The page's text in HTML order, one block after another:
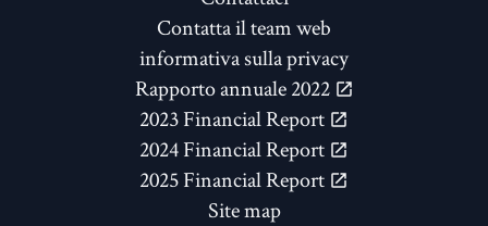
Contatta il team web
informativa sulla privacy
Rapporto annuale 2022
2023 Financial Report
2024 Financial Report
2025 Financial Report
Site map